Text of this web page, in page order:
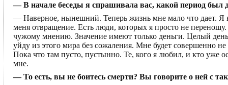
— В начале беседы я спрашивала вас, какой период
— Наверное, нынешний. Теперь жизнь мне мало что дает. Я
меня отвращение. Есть люди, которых я просто не
чужому мнению. Значение имеют только деньги. Целый день
уйду из этого мира без сожаления. Мне будет совершенно
Пока что там пусто, пустынно. Те, кого я любил, и кто уже
мне.
— То есть, вы не боитесь смерти? Вы говорите о ней с